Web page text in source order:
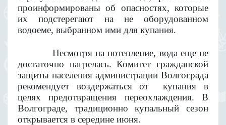
проинформированы об опасностях, которые
их подстерегают на не оборудованном
водоеме, выбранном ими для купания.
Несмотря на потепление, вода еще не
достаточно нагрелась. Комитет гражданской
защиты населения администрации Волгограда
рекомендует воздержаться от
купания в
целях предотвращения переохлаждения. В
Волгограде, традиционно купальный сезон
открывается в середине июня.